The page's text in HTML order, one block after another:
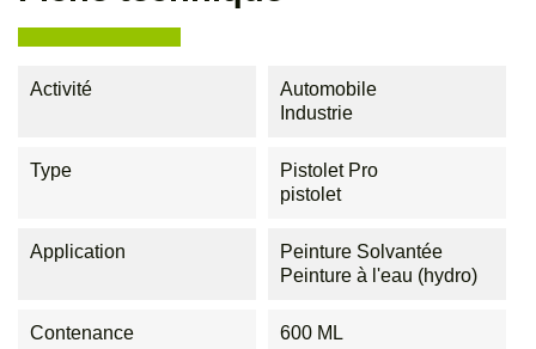
Activité
Automobile
Industrie
Type
Pistolet Pro
pistolet
Application
Peinture Solvantée
Peinture à l'eau (hydro)
Contenance 600 ML